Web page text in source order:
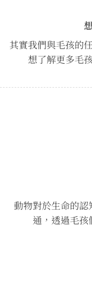
其實我們與毛孩的
想了解更多毛
動物對於生命的
通，透過毛